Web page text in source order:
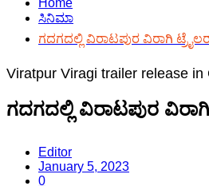
Home
ಸಿನಿಮಾ
ಗದಗದಲ್ಲಿ ವಿರಾಟಪುರ ವಿರಾಗಿ
Viratpur Viragi trailer release in
ಗದಗದಲ್ಲಿ ವಿರಾಟಪುರ
Editor
January 5, 2023
0